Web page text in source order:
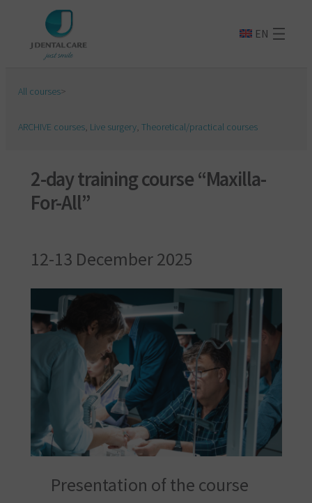
EN
All courses>
ARCHIVE courses, Live surgery, Theoretical/practical courses
2-day training course “Maxilla-
For-All”
12-13 December 2025
Presentation of the course